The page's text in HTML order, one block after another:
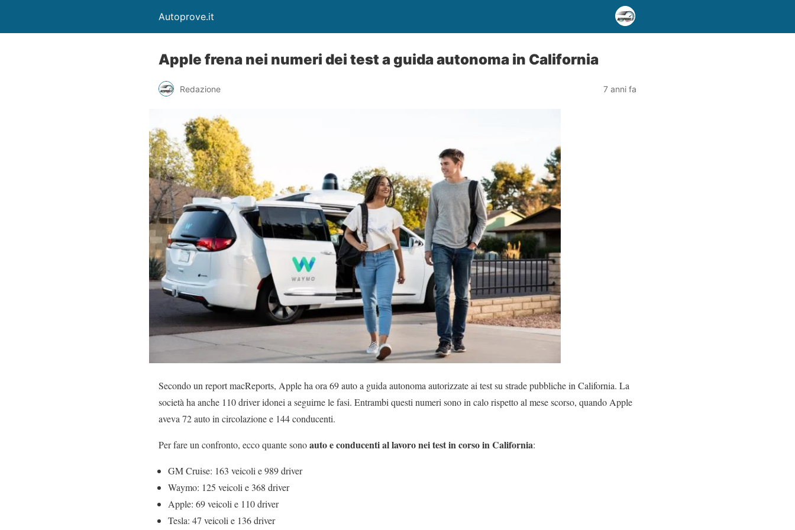
Autoprove.it
Apple frena nei numeri dei test a guida autonoma in California
Redazione 7 anni fa
Secondo un report macReports, Apple ha ora 69 auto a guida autonoma autorizzate ai test su strade pubbliche in California. La
società ha anche 110 driver idonei a seguirne le fasi. Entrambi questi numeri sono in calo rispetto al mese scorso, quando Apple
aveva 72 auto in circolazione e 144 conducenti.
Per fare un confronto, ecco quante sonoauto e conducenti al lavoro nei test in corso in California:
GM Cruise: 163 veicoli e 989 driver
Waymo: 125 veicoli e 368 driver
Apple: 69 veicoli e 110 driver
Tesla: 47 veicoli e 136 driver